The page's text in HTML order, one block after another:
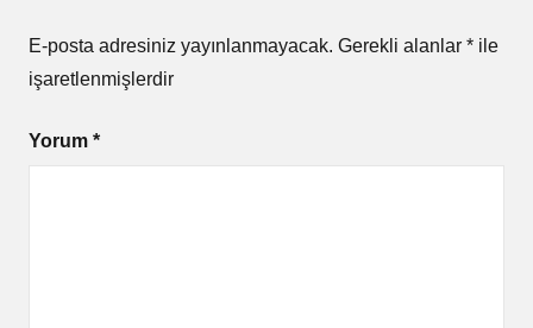
E-posta adresiniz yayınlanmayacak. Gerekli alanlar * ile
işaretlenmişlerdir
Yorum *